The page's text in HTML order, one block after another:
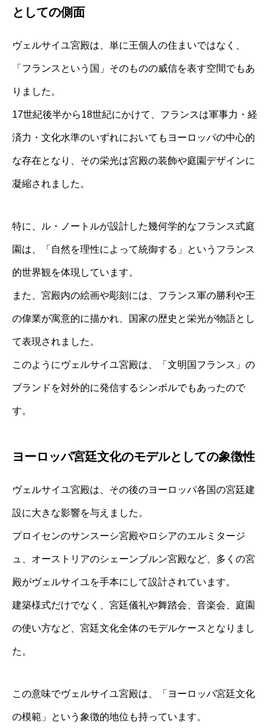
としての側面
ヴェルサイユ宮殿は、単に王個人の住まいではなく、
「フランスという国」そのものの威信を表す空間でもあ
りました。
17世紀後半から18世紀にかけて、フランスは軍事力・経
済力・文化水準のいずれにおいてもヨーロッパの中心的
な存在となり、その栄光は宮殿の装飾や庭園デザインに
凝縮されました。
特に、ル・ノートルが設計した幾何学的なフランス式庭
園は、「自然を理性によって統御する」というフランス
的世界観を体現しています。
また、宮殿内の絵画や彫刻には、フランス軍の勝利や王
の偉業が寓意的に描かれ、国家の歴史と栄光が物語とし
て表現されました。
このようにヴェルサイユ宮殿は、「文明国フランス」の
ブランドを対外的に発信するシンボルでもあったので
す。
ヨーロッパ宮廷文化のモデルとしての象徴性
ヴェルサイユ宮殿は、その後のヨーロッパ各国の宮廷建
設に大きな影響を与えました。
プロイセンのサンスーシ宮殿やロシアのエルミタージ
ュ、オーストリアのシェーンブルン宮殿など、多くの宮
殿がヴェルサイユを手本にして設計されています。
建築様式だけでなく、宮廷儀礼や舞踏会、音楽会、庭園
の使い方など、宮廷文化全体のモデルケースとなりまし
た。
この意味でヴェルサイユ宮殿は、「ヨーロッパ宮廷文化
の模範」という象徴的地位も持っています。